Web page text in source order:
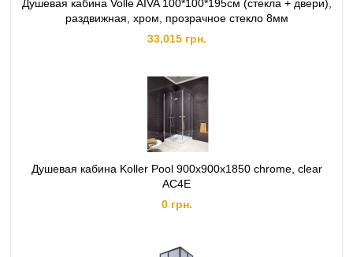
Душевая кабина Volle AIVA 100*100*195см (стекла + двери),
раздвижная, хром, прозрачное стекло 8мм
33,015 грн.
Душевая кабина Koller Pool 900x900x1850 chrome, clear
AC4E
0 грн.